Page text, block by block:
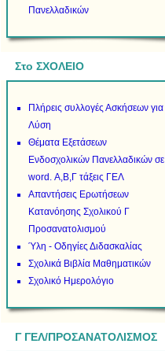
Πανελλαδικών
Στο ΣΧΟΛΕΙΟ
Πλήρεις συλλογές Ασκήσεων για
Λύση
Θέματα Εξετάσεων
Ενδοσχολικών Πανελλαδικών σε
word. Α,Β,Γ τάξεις ΓΕΛ
Απαντήσεις Ερωτήσεων
Κατανόησης Σχολικού Γ
Προσανατολισμού
Ύλη - Οδηγίες Διδασκαλίας
Σχολικά Βιβλία Μαθηματικών
Σχολικό Ημερολόγιο
Γ ΓΕΛ/ΠΡΟΣΑΝΑΤΟΛΙΣΜΟΣ